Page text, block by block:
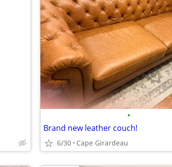
•
Brand new leather couch!
6/30 Cape Girardeau